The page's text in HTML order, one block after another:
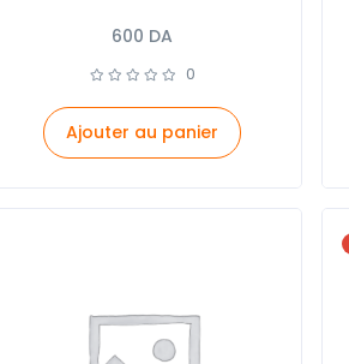
600 DA
0
Ajouter au panier